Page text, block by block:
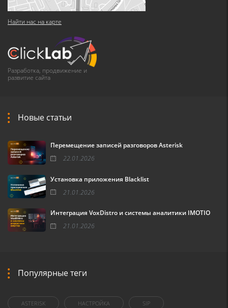
Найти нас на карте
Разработка, продвижение и
развитие сайта
Новые статьи
Перемещение записей разговоров Asterisk
22.01.2026
Установка приложения Blacklist
21.01.2026
Интеграция VoxDistro и системы аналитики IMOTIO
21.01.2026
Популярные теги
ASTERISK НАСТРОЙКА SIP